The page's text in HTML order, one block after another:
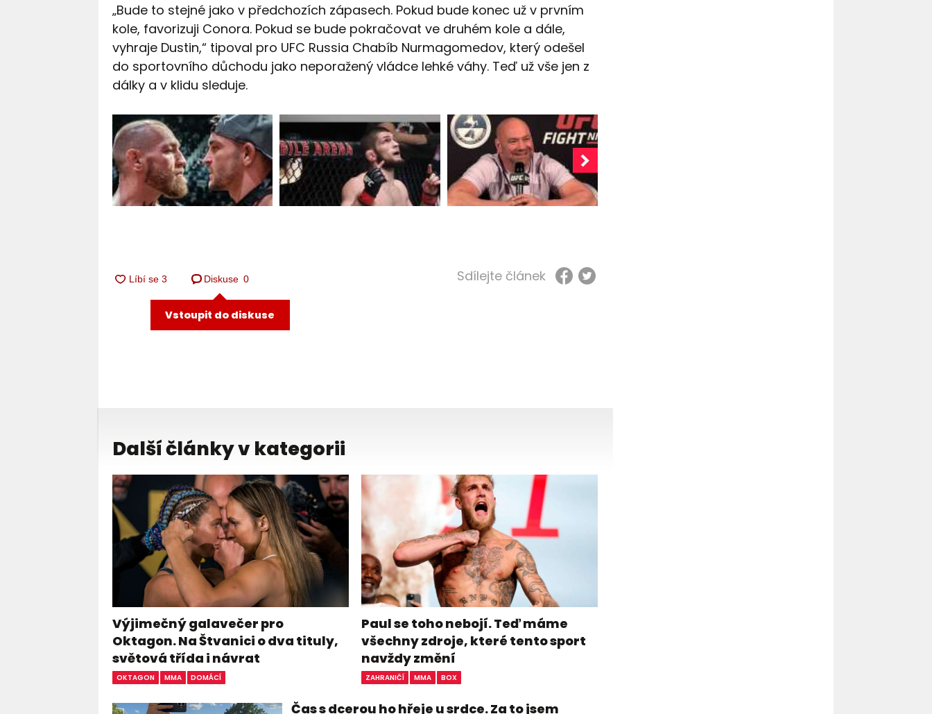
„Bude to stejné jako v předchozích zápasech. Pokud bude konec už v prvním
kole, favorizuji Conora. Pokud se bude pokračovat ve druhém kole a dále,
vyhraje Dustin,“ tipoval pro UFC Russia Chabíb Nurmagomedov, který odešel
do sportovního důchodu jako neporažený vládce lehké váhy. Teď už vše jen z
dálky a v klidu sleduje.
Diskuse 0
Vstoupit do diskuse
Sdílejte článek
Další články v kategorii
Výjimečný galavečer pro
Oktagon. Na Štvanici o dva tituly,
světová třída i návrat
OKTAGON MMA DOMÁCÍ
Paul se toho nebojí. Teď máme
všechny zdroje, které tento sport
navždy změní
ZAHRANIČÍ MMA BOX
Čas s dcerou ho hřeje u srdce. Za to jsem